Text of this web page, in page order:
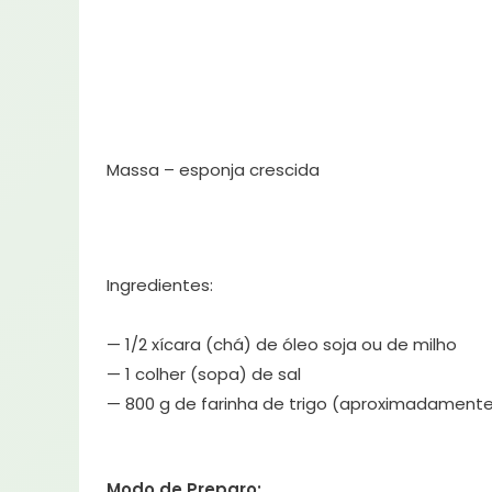
Massa – esponja crescida
Ingredientes:
— 1/2 xícara (chá) de óleo soja ou de milho
— 1 colher (sopa) de sal
— 800 g de farinha de trigo